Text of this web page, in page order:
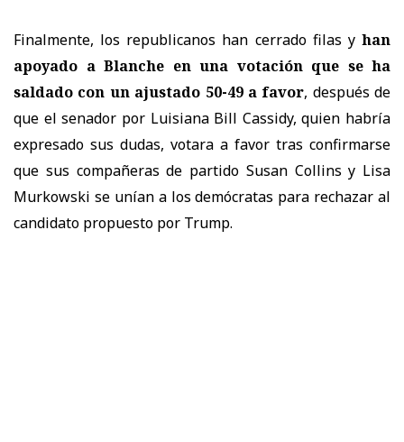
Finalmente, los republicanos han cerrado filas y han
apoyado a Blanche en una votación que se ha
saldado con un ajustado 50-49 a favor, después de
que el senador por Luisiana Bill Cassidy, quien habría
expresado sus dudas, votara a favor tras confirmarse
que sus compañeras de partido Susan Collins y Lisa
Murkowski se unían a los demócratas para rechazar al
candidato propuesto por Trump.